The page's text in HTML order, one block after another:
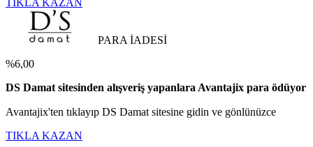
TIKLA KAZAN
PARA İADESİ
%6,00
DS Damat sitesinden alışveriş yapanlara Avantajix para ödüyor
Avantajix'ten tıklayıp DS Damat sitesine gidin ve gönlünüzce
TIKLA KAZAN